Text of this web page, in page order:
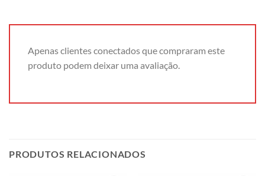
Apenas clientes conectados que compraram este
produto podem deixar uma avaliação.
PRODUTOS RELACIONADOS